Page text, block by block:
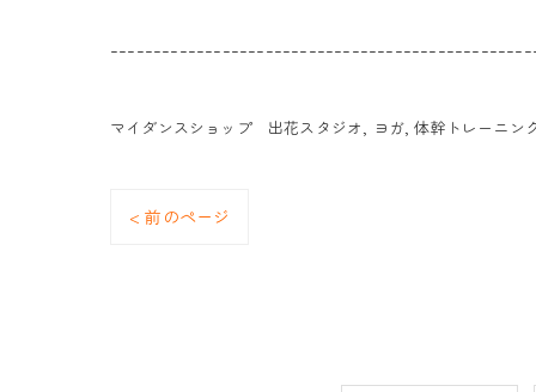
マイダンスショップ 出花スタジオ ヨガ 体幹トレーニン
< 前のページ